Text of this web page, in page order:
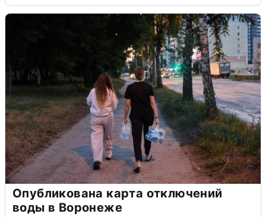
Опубликована карта отключений
воды в Воронеже